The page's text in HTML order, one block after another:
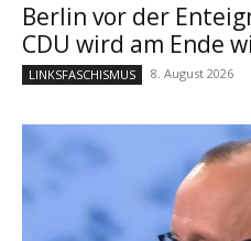
Berlin vor der
CDU wird am Ende
LINKSFASCHISMUS 8. August 2026